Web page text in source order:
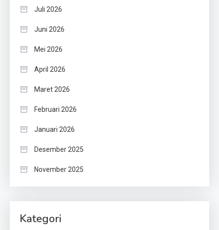
Juli 2026
Juni 2026
Mei 2026
April 2026
Maret 2026
Februari 2026
Januari 2026
Desember 2025
November 2025
Kategori